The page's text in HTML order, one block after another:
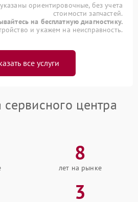
ориентировочные, без учета
стоимости запчастей.
на бесплатную диагностику.
и укажем на неисправность.
все услуги
центра
8
лет на рынке
3